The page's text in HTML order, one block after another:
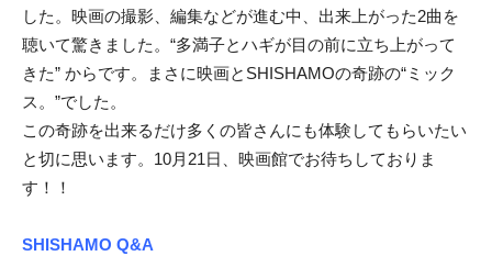
した。映画の撮影、編集などが進む中、出来上がった2曲を
聴いて驚きました。“多満子とハギが目の前に立ち上がって
きた” からです。まさに映画とSHISHAMOの奇跡の“ミック
ス。”でした。
この奇跡を出来るだけ多くの皆さんにも体験してもらいたい
と切に思います。10月21日、映画館でお待ちしておりま
す！！
SHISHAMO Q&A